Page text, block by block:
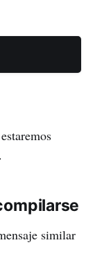
similar